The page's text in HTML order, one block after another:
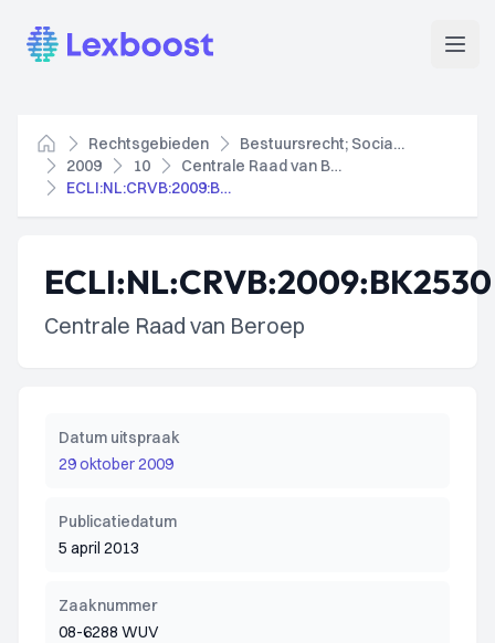
Lexboost
Home
Rechtsgebieden
Bestuursrecht; Socialezekerheidsrecht
2009
10
Centrale Raad van Beroep
ECLI:NL:CRVB:2009:BK2530
ECLI:NL:CRVB:2009:BK2530
Centrale Raad van Beroep
Datum uitspraak
29 oktober 2009
Publicatiedatum
5 april 2013
Zaaknummer
08-6288 WUV